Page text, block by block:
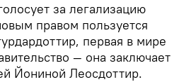
за легализацию
правом пользуется
первая в мире
— она заключает
Йониной Леосдоттир.